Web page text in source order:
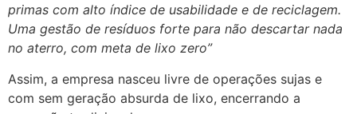
primas com alto índice de usabilidade e de reciclagem.
Uma gestão de resíduos forte para não descartar nada
no aterro, com meta de lixo zero”
Assim, a empresa nasceu livre de operações sujas e
com sem geração absurda de lixo, encerrando a